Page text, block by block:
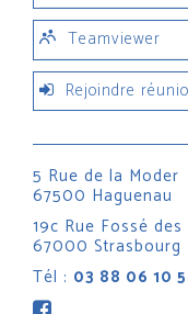
Teamviewer
Rejoindre
5 Rue de la Moder
67500 Haguenau
19c Rue Fossé
67000 Strasbourg
Tél : 03 88 06 10